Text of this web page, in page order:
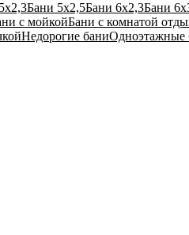
Бани 5х2,5Бани 6х2,3Бани
с мойкойБани с комнатой
Недорогие баниОдноэтажные